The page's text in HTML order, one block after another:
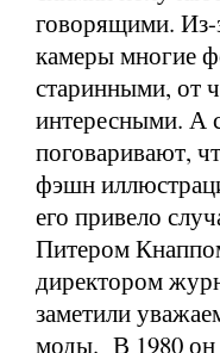
говорящими. Из-
камеры многие
старинными, от
интересными. А
поговаривают,
фэшн
его привело
Питером
директором
заметили
моды. В 1980 он